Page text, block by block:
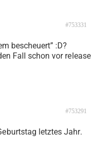
#753331
bescheuert” :D?
Fall schon vor release
#753291
letztes Jahr.